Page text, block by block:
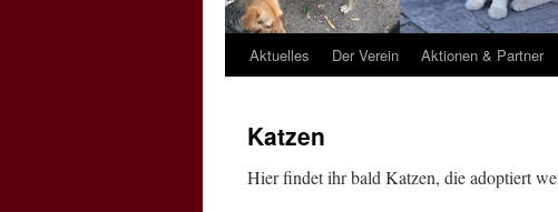
Aktuelles Der Verein Aktionen & Partner
Katzen
Hier findet ihr bald Katzen, die adoptiert